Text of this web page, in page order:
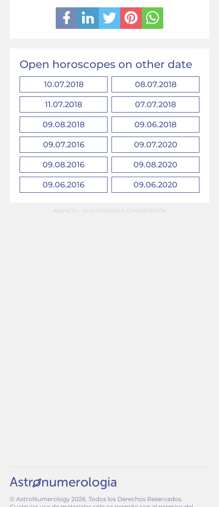
Open horoscopes on other date
10.07.2018 08.07.2018
11.07.2018 07.07.2018
09.08.2018 09.06.2018
09.07.2016 09.07.2020
09.08.2016 09.08.2020
09.06.2016 09.06.2020
ANUNCIO - SIGA LEYENDO A CONTINUACIÓN
© AstroNumerology 2026. Todos los Derechos Reservados.